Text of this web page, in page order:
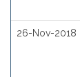
26-Nov-2018